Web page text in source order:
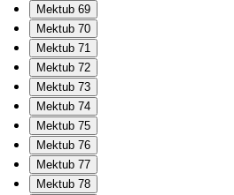
Mektub 69
Mektub 70
Mektub 71
Mektub 72
Mektub 73
Mektub 74
Mektub 75
Mektub 76
Mektub 77
Mektub 78